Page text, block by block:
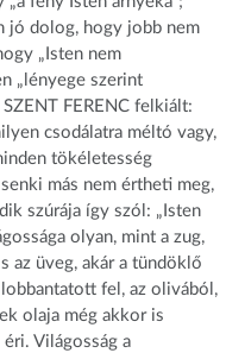
jó dolog, hogy jobb nem
„Isten nem
„lényege szerint
FERENC felkiált:
csodálatra méltó vagy,
tökéletesség
más nem értheti meg,
szúrája így szól: „Isten
olyan, mint a zug,
az üveg, akár a tündöklő
fel, az olivából,
olaja még akkor is
Világosság a